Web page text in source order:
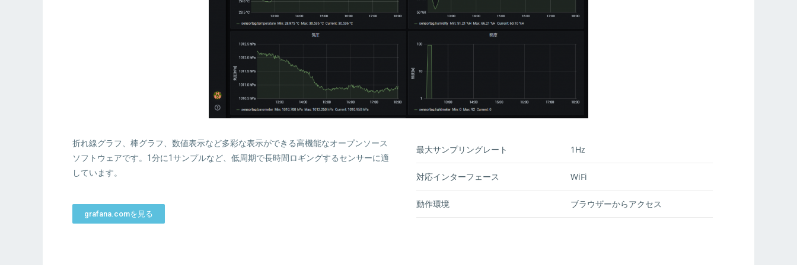
折れ線グラフ、棒グラフ、数値表示など多彩な表示ができる高機能なオープンソース
ソフトウェアです。1分に1サンプルなど、低周期で長時間ロギングするセンサーに適
しています。
grafana.comを見る
最大サンプリングレート 1Hz
対応インターフェース WiFi
動作環境 ブラウザーからアクセス